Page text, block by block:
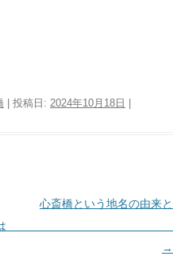
| 投稿日: 2024年10月18日
心斎橋という地名の由来と
→